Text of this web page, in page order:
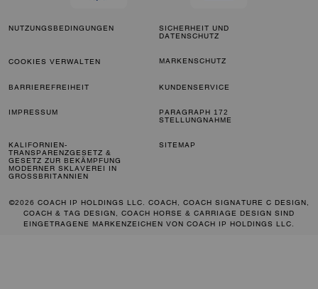
NUTZUNGSBEDINGUNGEN
SICHERHEIT UND
DATENSCHUTZ
COOKIES VERWALTEN MARKENSCHUTZ
BARRIEREFREIHEIT KUNDENSERVICE
IMPRESSUM
PARAGRAPH 172
STELLUNGNAHME
KALIFORNIEN-
TRANSPARENZGESETZ &
GESETZ ZUR BEKÄMPFUNG
MODERNER SKLAVEREI IN
GROSSBRITANNIEN
SITEMAP
©2026 COACH IP HOLDINGS LLC. COACH, COACH SIGNATURE C DESIGN,
COACH & TAG DESIGN, COACH HORSE & CARRIAGE DESIGN SIND
EINGETRAGENE MARKENZEICHEN VON COACH IP HOLDINGS LLC.